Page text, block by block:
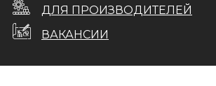
ДЛЯ ПРОИЗВОДИТЕЛЕЙ
ВАКАНСИИ